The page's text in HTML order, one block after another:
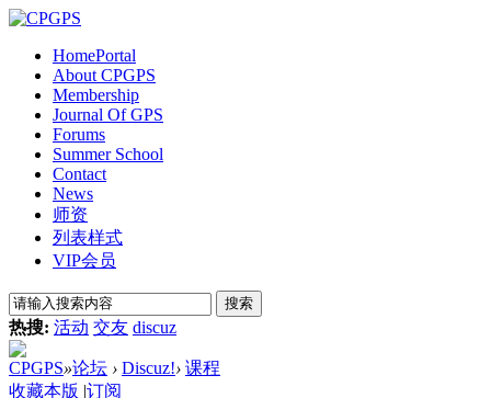
HomePortal
About CPGPS
Membership
Journal Of GPS
Forums
Summer School
Contact
News
师资
列表样式
VIP会员
搜索
热搜: 活动 交友 discuz
CPGPS»论坛 › Discuz!› 课程
收藏本版 |订阅